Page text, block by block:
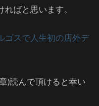
ばと思います。
ゴスで人生初の店外デ
)読んで頂けると幸い